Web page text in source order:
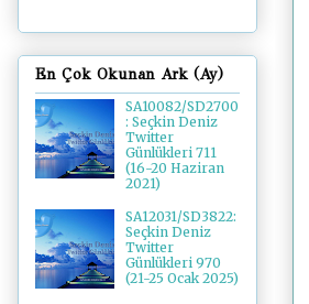
En Çok Okunan Ark (Ay)
SA10082/SD2700
: Seçkin Deniz
Twitter
Günlükleri 711
(16-20 Haziran
2021)
SA12031/SD3822:
Seçkin Deniz
Twitter
Günlükleri 970
(21-25 Ocak 2025)